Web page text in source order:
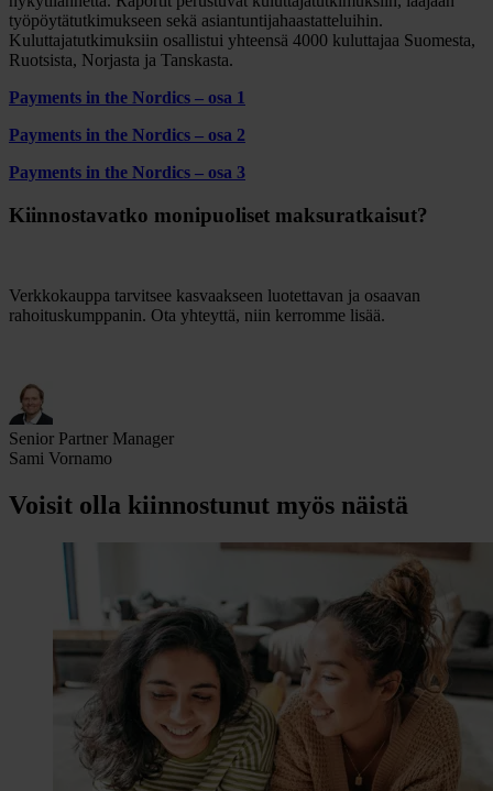
työpöytätutkimukseen sekä asiantuntijahaastatteluihin.
Kuluttajatutkimuksiin osallistui yhteensä 4000 kuluttajaa Suomesta,
Ruotsista, Norjasta ja Tanskasta.
Payments in the Nordics – osa 1
Payments in the Nordics – osa 2
Payments in the Nordics – osa 3
Kiinnostavatko monipuoliset maksuratkaisut?
Verkkokauppa tarvitsee kasvaakseen luotettavan ja osaavan
rahoituskumppanin. Ota yhteyttä, niin kerromme lisää.
Senior Partner Manager
Sami Vornamo
Voisit olla kiinnostunut myös näistä